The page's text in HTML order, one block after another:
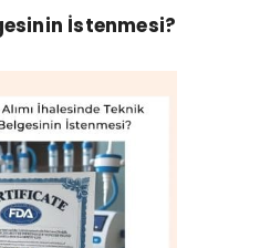
İstenmesi?